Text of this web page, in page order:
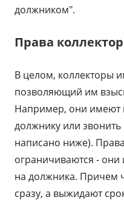
должником".
Права
В целом, коллекторы
позволяющий им
Например, они имеют
должнику или
написано ниже).
ограничиваются - они
на должника. Причем
сразу, а выжидают